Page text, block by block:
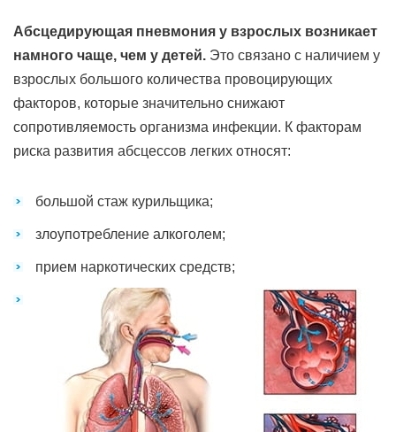
Абсцедирующая пневмония у взрослых возникает
намного чаще, чем у детей. Это связано с наличием у
взрослых большого количества провоцирующих
факторов, которые значительно снижают
сопротивляемость организма инфекции. К факторам
риска развития абсцессов легких относят:
большой стаж курильщика;
злоупотребление алкоголем;
прием наркотических средств;